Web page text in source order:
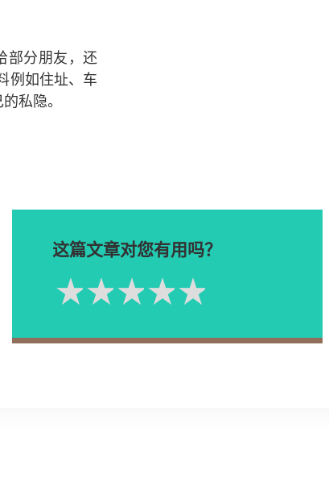
部分朋友，还
例如住址、车
私隐。
这篇文章对您有用吗？
Please rate 4星
3星
2星
1星